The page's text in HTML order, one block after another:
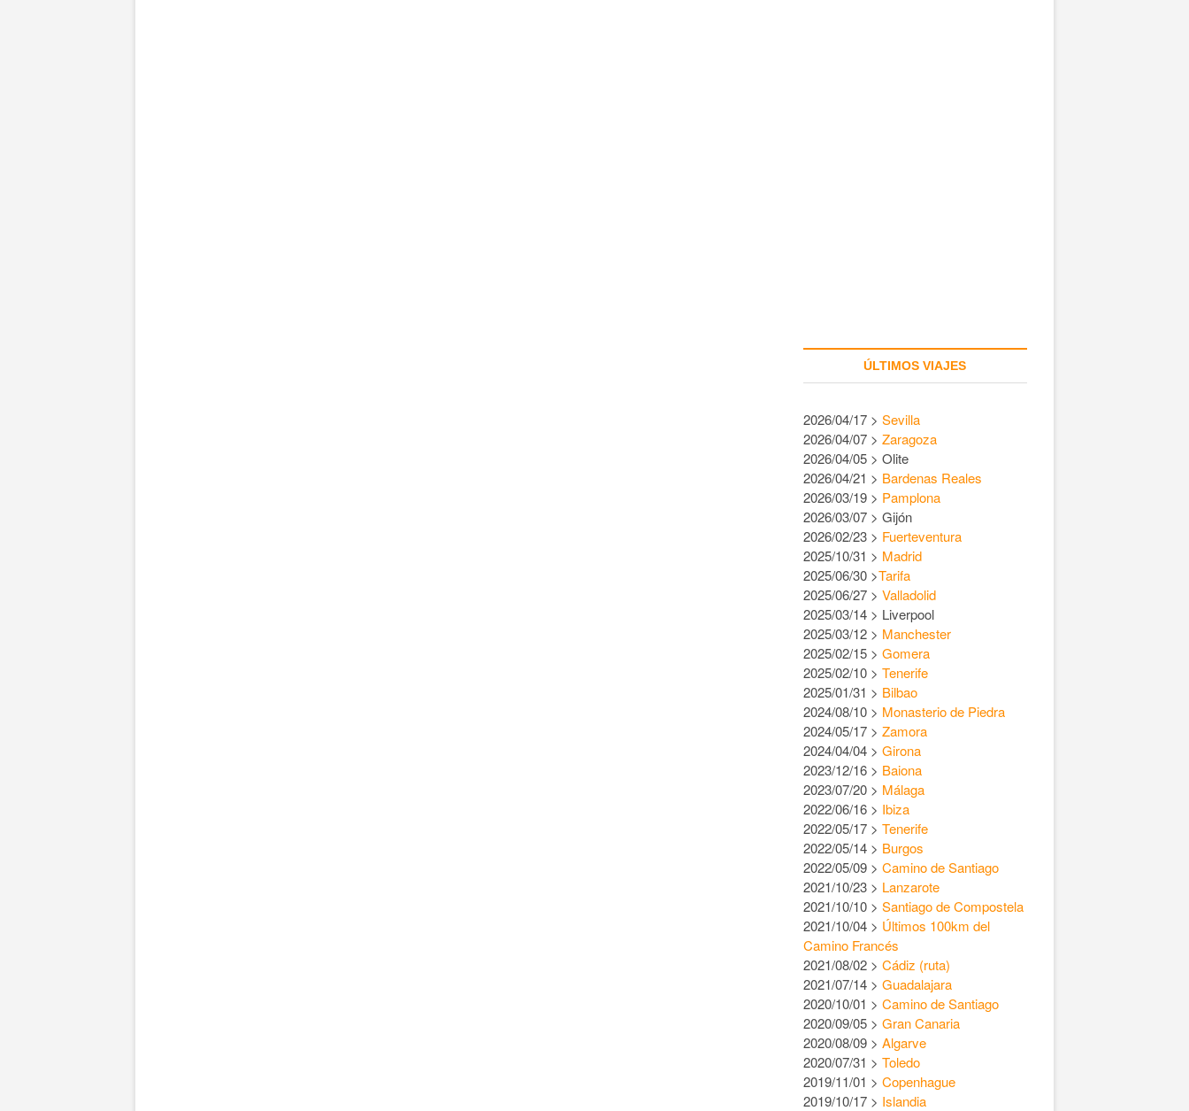
ÚLTIMOS VIAJES
2026/04/17 > Sevilla
2026/04/07 > Zaragoza
2026/04/05 > Olite
2026/04/21 > Bardenas Reales
2026/03/19 > Pamplona
2026/03/07 > Gijón
2026/02/23 > Fuerteventura
2025/10/31 > Madrid
2025/06/30 >Tarifa
2025/06/27 > Valladolid
2025/03/14 > Liverpool
2025/03/12 > Manchester
2025/02/15 > Gomera
2025/02/10 > Tenerife
2025/01/31 > Bilbao
2024/08/10 > Monasterio de Piedra
2024/05/17 > Zamora
2024/04/04 > Girona
2023/12/16 > Baiona
2023/07/20 > Málaga
2022/06/16 > Ibiza
2022/05/17 > Tenerife
2022/05/14 > Burgos
2022/05/09 > Camino de Santiago
2021/10/23 > Lanzarote
2021/10/10 > Santiago de Compostela
2021/10/04 > Últimos 100km del
Camino Francés
2021/08/02 > Cádiz (ruta)
2021/07/14 > Guadalajara
2020/10/01 > Camino de Santiago
2020/09/05 > Gran Canaria
2020/08/09 > Algarve
2020/07/31 > Toledo
2019/11/01 > Copenhague
2019/10/17 > Islandia